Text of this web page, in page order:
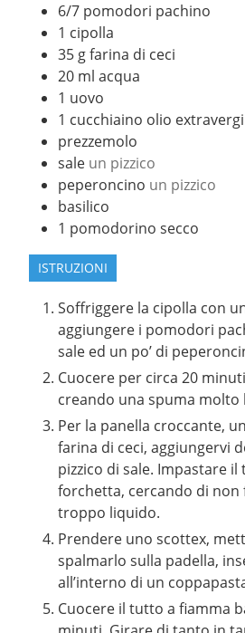
6/7 pomodori pachino
1 cipolla
35 gfarina di ceci
20 ml acqua
1 uovo
1 cucchiaino olio
prezzemolo
sale un pizzico
peperoncino un pizzico
basilico
1 pomodorino secco
ISTRUZIONI
Soffriggere la cipolla con
aggiungere i pomodori
sale ed un po’ di
Cuocere per circa 20
creando una spuma molto
Per la panella croccante,
farina di ceci, aggiungervi
pizzico di sale. Impastare
forchetta, cercando di non
troppo liquido.
Prendere uno scottex,
spalmarlo sulla padella,
all’interno di un
Cuocere il tutto a fiamma